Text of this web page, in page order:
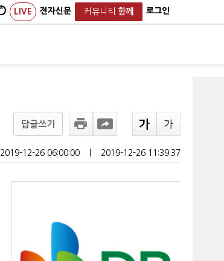
LIVE 전자신문 커뮤니티 함께 로그인
답글쓰기
2019-12-26 06:00:00 2019-12-26 11:39:37